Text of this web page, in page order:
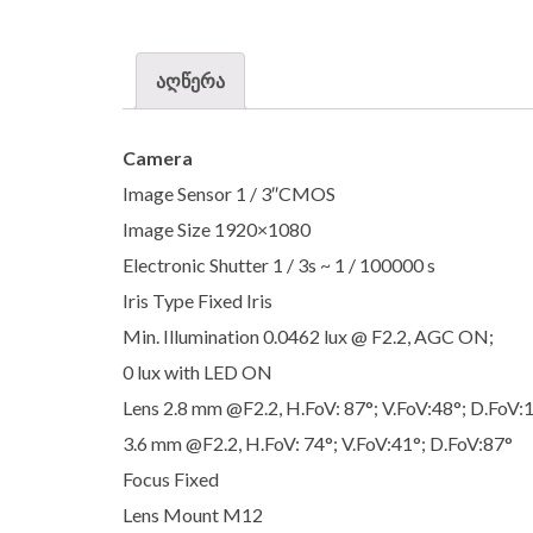
აღწერა
Camera
Image Sensor 1 / 3″CMOS
Image Size 1920×1080
Electronic Shutter 1 / 3s ~ 1 / 100000 s
Iris Type Fixed Iris
Min. Illumination 0.0462 lux @ F2.2, AGC ON;
0 lux with LED ON
Lens 2.8 mm @F2.2, H.FoV: 87°; V.FoV:48°;
3.6 mm @F2.2, H.FoV: 74°; V.FoV:41°; D.FoV:87°
Focus Fixed
Lens Mount M12